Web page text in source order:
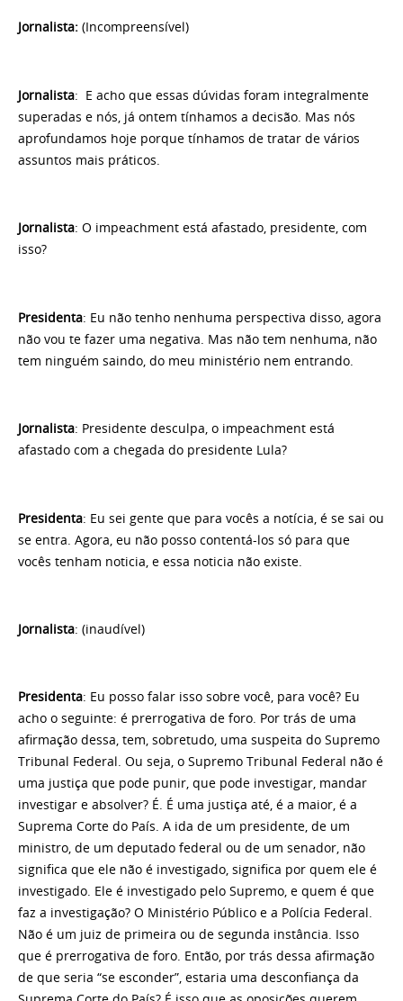
Jornalista: (Incompreensível)
Jornalista: E acho que essas dúvidas foram integralmente
superadas e nós, já ontem tínhamos a decisão. Mas nós
aprofundamos hoje porque tínhamos de tratar de vários
assuntos mais práticos.
Jornalista: O impeachment está afastado, presidente, com
isso?
Presidenta: Eu não tenho nenhuma perspectiva disso, agora
não vou te fazer uma negativa. Mas não tem nenhuma, não
tem ninguém saindo, do meu ministério nem entrando.
Jornalista: Presidente desculpa, o impeachment está
afastado com a chegada do presidente Lula?
Presidenta: Eu sei gente que para vocês a notícia, é se sai ou
se entra. Agora, eu não posso contentá-los só para que
vocês tenham noticia, e essa noticia não existe.
Jornalista: (inaudível)
Presidenta: Eu posso falar isso sobre você, para você? Eu
acho o seguinte: é prerrogativa de foro. Por trás de uma
afirmação dessa, tem, sobretudo, uma suspeita do Supremo
Tribunal Federal. Ou seja, o Supremo Tribunal Federal não é
uma justiça que pode punir, que pode investigar, mandar
investigar e absolver? É. É uma justiça até, é a maior, é a
Suprema Corte do País. A ida de um presidente, de um
ministro, de um deputado federal ou de um senador, não
significa que ele não é investigado, significa por quem ele é
investigado. Ele é investigado pelo Supremo, e quem é que
faz a investigação? O Ministério Público e a Polícia Federal.
Não é um juiz de primeira ou de segunda instância. Isso
que é prerrogativa de foro. Então, por trás dessa afirmação
de que seria “se esconder”, estaria uma desconfiança da